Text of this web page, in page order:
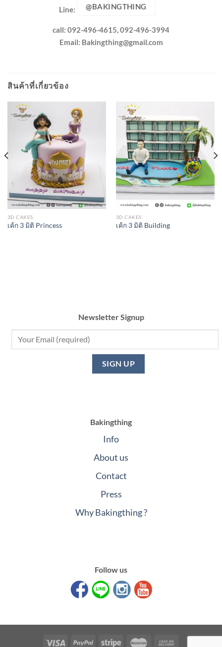
Line: @BAKINGTHING
call: 092-496-4615, 092-496-3994
Email: Bakingthing@gmail.com
สินค้าที่เกี่ยวข้อง
3D CAKES
เค้ก 3 มิติ Princess
3D CAKES
เค้ก 3 มิติ Building
Newsletter Signup
Bakingthing
Info
About us
Contact
Press
Why Bakingthing ?
Follow us